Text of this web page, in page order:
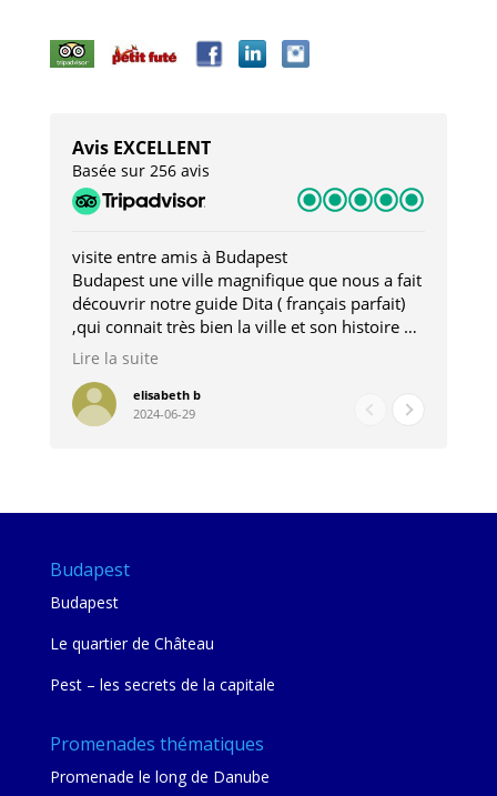
Avis EXCELLENT
Basée sur 256 avis
visite entre amis à Budapest
Budapest une ville magnifique que nous a fait
découvrir notre guide Dita ( français parfait)
,qui connait très bien la ville et son histoire et
qui nous a permis d'accéder à des lieux
pour les restaurants . A la fin de notre séjour
nous étions plus avec une amie qu' une guide
Lire la suite
elisabeth b
2024-06-29
Budapest
Budapest
Le quartier de Château
Pest – les secrets de la capitale
Promenades thématiques
Promenade le long de Danube